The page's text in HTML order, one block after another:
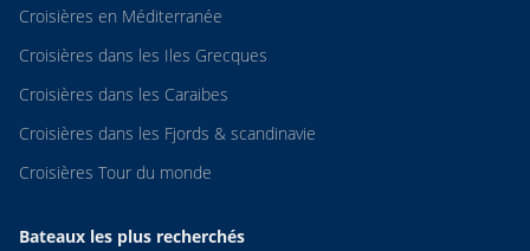
Croisières en Méditerranée
Croisières dans les Iles Grecques
Croisières dans les Caraibes
Croisières dans les Fjords & scandinavie
Croisières Tour du monde
Bateaux les plus recherchés